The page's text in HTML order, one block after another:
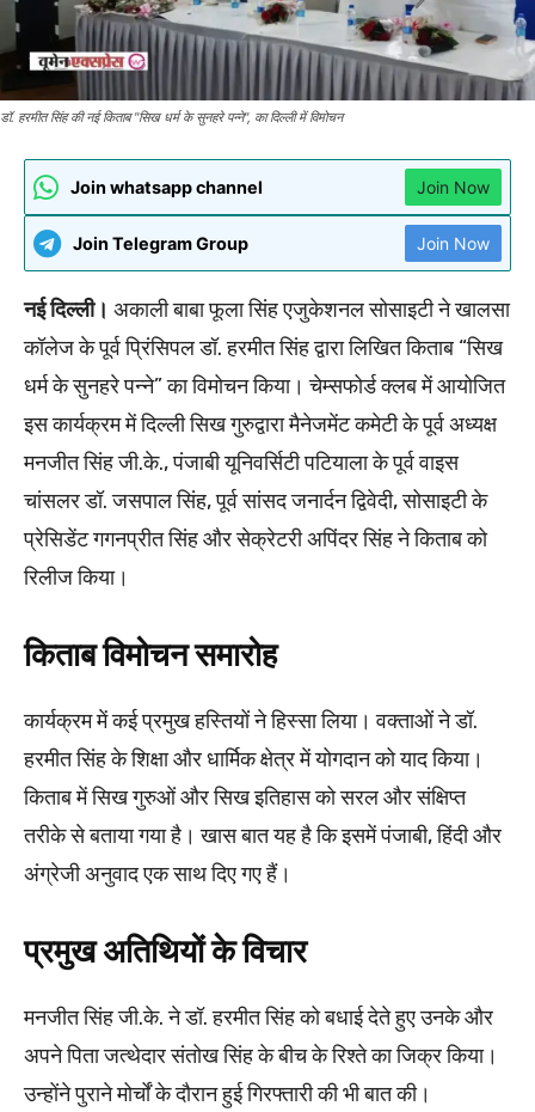
डॉ. हरमीत सिंह की नई किताब "सिख धर्म के सुनहरे पन्ने", का दिल्ली में विमोचन
Join whatsapp channel Join Now
Join Telegram Group Join Now
नई दिल्ली। अकाली बाबा फूला सिंह एजुकेशनल सोसाइटी ने खालसा
कॉलेज के पूर्व प्रिंसिपल डॉ. हरमीत सिंह द्वारा लिखित किताब “सिख
धर्म के सुनहरे पन्ने” का विमोचन किया। चेम्सफोर्ड क्लब में आयोजित
इस कार्यक्रम में दिल्ली सिख गुरुद्वारा मैनेजमेंट कमेटी के पूर्व अध्यक्ष
मनजीत सिंह जी.के., पंजाबी यूनिवर्सिटी पटियाला के पूर्व वाइस
चांसलर डॉ. जसपाल सिंह, पूर्व सांसद जनार्दन द्विवेदी, सोसाइटी के
प्रेसिडेंट गगनप्रीत सिंह और सेक्रेटरी अपिंदर सिंह ने किताब को
रिलीज किया।
किताब विमोचन समारोह
कार्यक्रम में कई प्रमुख हस्तियों ने हिस्सा लिया। वक्ताओं ने डॉ.
हरमीत सिंह के शिक्षा और धार्मिक क्षेत्र में योगदान को याद किया।
किताब में सिख गुरुओं और सिख इतिहास को सरल और संक्षिप्त
तरीके से बताया गया है। खास बात यह है कि इसमें पंजाबी, हिंदी और
अंग्रेजी अनुवाद एक साथ दिए गए हैं।
प्रमुख अतिथियों के विचार
मनजीत सिंह जी.के. ने डॉ. हरमीत सिंह को बधाई देते हुए उनके और
अपने पिता जत्थेदार संतोख सिंह के बीच के रिश्ते का जिक्र किया।
उन्होंने पुराने मोर्चों के दौरान हुई गिरफ्तारी की भी बात की।